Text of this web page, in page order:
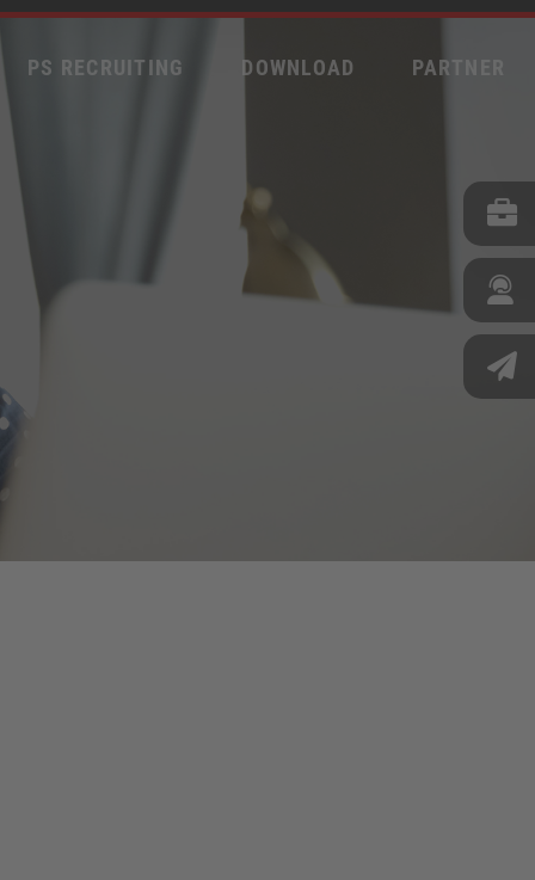
PS RECRUITING DOWNLOAD PARTNER